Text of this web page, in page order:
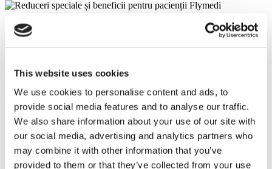
This website uses cookies
We use cookies to personalise content and ads, to
provide social media features and to analyse our traffic.
We also share information about your use of our site with
our social media, advertising and analytics partners who
may combine it with other information that you’ve
provided to them or that they’ve collected from your use
Reduceri speciale și beneficii pentru pacienții Flymedi
Sfaturi precise de la consultanți cu experiență în domeniul sănătății
Împrumuturi medicale și asigurări pentru îngrijiri medicale
Clinici Similare